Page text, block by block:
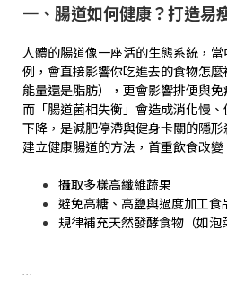
一、腸道如何健康？打造易
人體的腸道像一座活的生態系統，
例，會直接影響你吃進去的食物怎
能量還是脂肪），更會影響排便與免
而「腸道菌相失衡」會造成消化慢
下降，是減肥停滯與健身卡關的隱形
建立健康腸道的方法，首重飲食改變
攝取多樣高纖維蔬果
避免高糖、高鹽與過度加工食
規律補充天然發酵食物（如泡